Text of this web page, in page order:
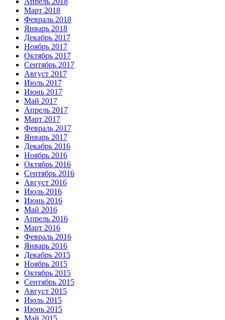
Март 2018
Февраль 2018
Январь 2018
Декабрь 2017
Ноябрь 2017
Октябрь 2017
Сентябрь 2017
Август 2017
Июль 2017
Июнь 2017
Май 2017
Апрель 2017
Март 2017
Февраль 2017
Январь 2017
Декабрь 2016
Ноябрь 2016
Октябрь 2016
Сентябрь 2016
Август 2016
Июль 2016
Июнь 2016
Май 2016
Апрель 2016
Март 2016
Февраль 2016
Январь 2016
Декабрь 2015
Ноябрь 2015
Октябрь 2015
Сентябрь 2015
Август 2015
Июль 2015
Июнь 2015